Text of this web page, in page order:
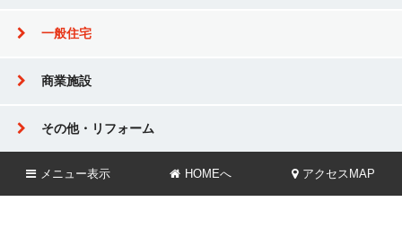
一般住宅
商業施設
その他・リフォーム
メニュー表示 HOMEへ アクセスMAP